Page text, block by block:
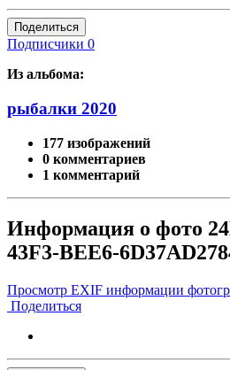
Поделиться
Подписчики 0
Из альбома:
рыбалки 2020
177 изображений
0 комментариев
1 комментарий
Информация о фото
43F3-BEE6-
Просмотр EXIF информации
Поделиться